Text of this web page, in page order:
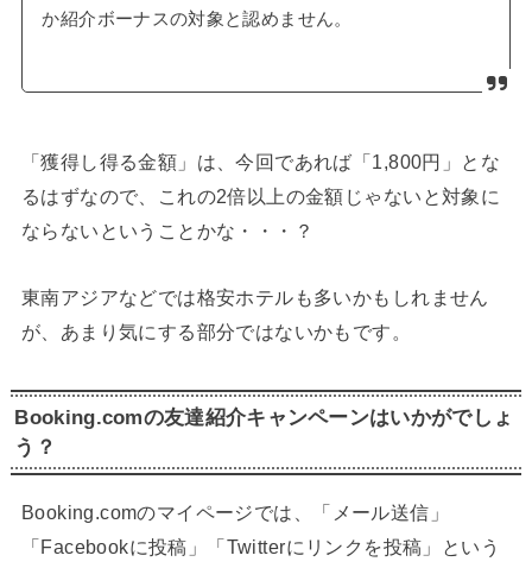
か紹介ボーナスの対象と認めません。
「獲得し得る金額」は、今回であれば「1,800円」とな
るはずなので、これの2倍以上の金額じゃないと対象に
ならないということかな・・・？
東南アジアなどでは格安ホテルも多いかもしれません
が、あまり気にする部分ではないかもです。
Booking.comの友達紹介キャンペーンはいかがでしょ
う？
Booking.comのマイページでは、「メール送信」
「Facebookに投稿」「Twitterにリンクを投稿」という